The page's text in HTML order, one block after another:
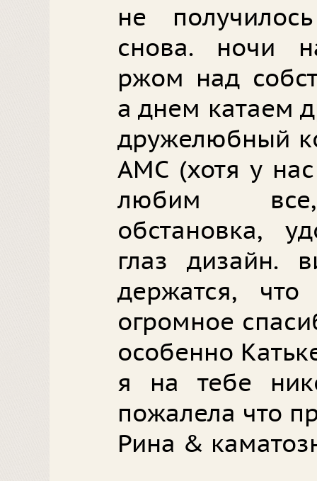
не
снова. ночи
ржом над
а днем катаем
дружелюбный
АМС (хотя у
любим все,
обстановка,
глаз дизайн.
держатся,
огромное
особенно
я на тебе
пожалела что
Рина &